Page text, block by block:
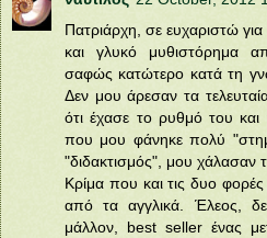
Πατριάρχη, σε ευχαριστώ
και γλυκό μυθιστόρημα
σαφώς κατώτερο κατά τη
Δεν μου άρεσαν τα
ότι έχασε το ρυθμό του
που μου φάνηκε πολύ
"διδακτισμός", μου χάλασαν
Κρίμα που και τις δυο
από τα αγγλικά. Έλεος,
μάλλον, best seller ένας